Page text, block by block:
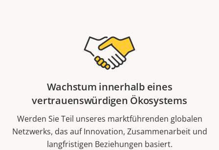
Wachstum innerhalb eines
vertrauenswürdigen Ökosystems
Werden Sie Teil unseres marktführenden globalen
Netzwerks, das auf Innovation, Zusammenarbeit und
langfristigen Beziehungen basiert.